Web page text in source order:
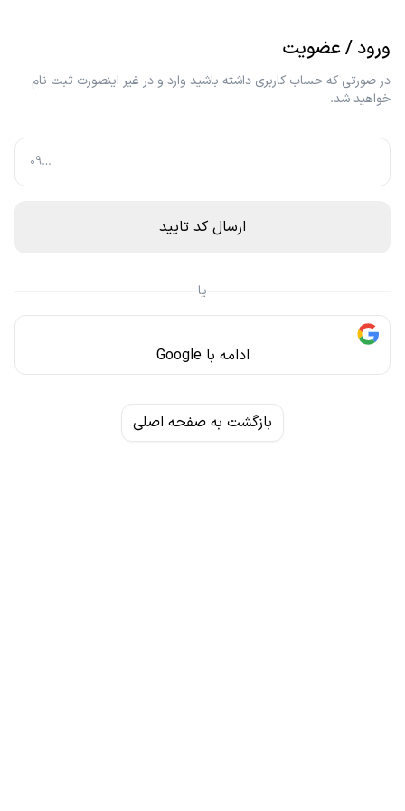
ورود / عضویت
در صورتی که حساب کاربری داشته باشید وارد و در غیر اینصورت ثبت نام
خواهید شد.
ارسال کد تایید
یا
ادامه با Google
بازگشت به صفحه اصلی